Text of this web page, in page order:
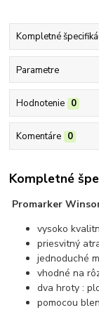
Kompletné
Parametre
Hodnotenie 0
Komentáre 0
Kompletné
Promarker
vysoko
priesvitný
jednoduché
vhodné na
dva hroty :
pomocou